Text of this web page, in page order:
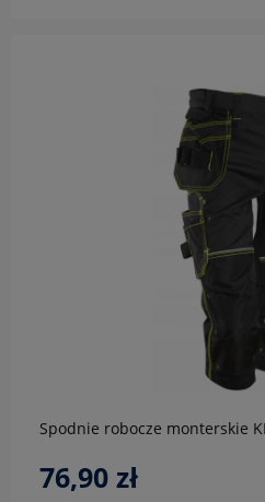
Spodnie robocze monterskie
76,90 zł
do